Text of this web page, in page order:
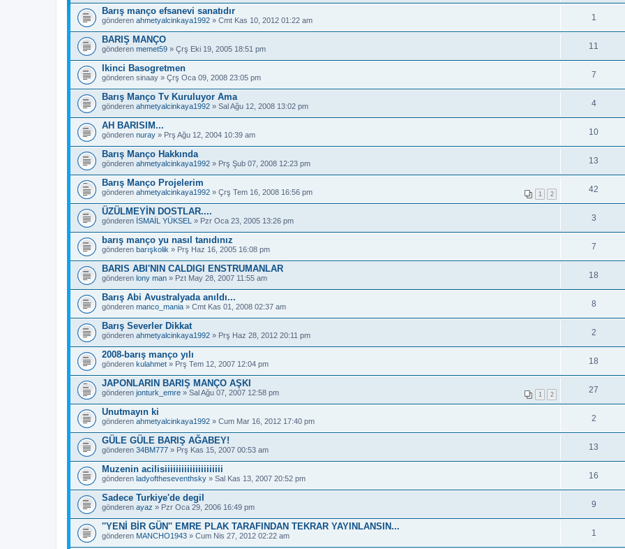
Barış manço efsanevi sanatıdır
gönderen ahmetyalcinkaya1992 » Cmt Kas 10, 2012 01:22 am 1
BARIŞ MANÇO
gönderen memet59 » Çrş Eki 19, 2005 18:51 pm 11
Ikinci Basogretmen
gönderen sinaay » Çrş Oca 09, 2008 23:05 pm 7
Barış Manço Tv Kuruluyor Ama
gönderen ahmetyalcinkaya1992 » Sal Ağu 12, 2008 13:02 pm 4
AH BARISIM...
gönderen nuray » Prş Ağu 12, 2004 10:39 am 10
Barış Manço Hakkında
gönderen ahmetyalcinkaya1992 » Prş Şub 07, 2008 12:23 pm 13
Barış Manço Projelerim
1 2
gönderen ahmetyalcinkaya1992 » Çrş Tem 16, 2008 16:56 pm 42
ÜZÜLMEYİN DOSTLAR....
gönderen İSMAİL YÜKSEL » Pzr Oca 23, 2005 13:26 pm 3
barış manço yu nasıl tanıdınız
gönderen barışkolik » Prş Haz 16, 2005 16:08 pm 7
BARIS ABI'NIN CALDIGI ENSTRUMANLAR
gönderen lony man » Pzt May 28, 2007 11:55 am 18
Barış Abi Avustralyada anıldı...
gönderen manco_mania » Cmt Kas 01, 2008 02:37 am 8
Barış Severler Dikkat
gönderen ahmetyalcinkaya1992 » Prş Haz 28, 2012 20:11 pm 2
2008-barış manço yılı
gönderen kulahmet » Prş Tem 12, 2007 12:04 pm 18
JAPONLARIN BARIŞ MANÇO AŞKI
1 2
gönderen jonturk_emre » Sal Ağu 07, 2007 12:58 pm 27
Unutmayın ki
gönderen ahmetyalcinkaya1992 » Cum Mar 16, 2012 17:40 pm 2
GÜLE GÜLE BARIŞ AĞABEY!
gönderen 34BM777 » Prş Kas 15, 2007 00:53 am 13
Muzenin acilisiiiiiiiiiiiiiiiiiiiii
gönderen ladyoftheseventhsky » Sal Kas 13, 2007 20:52 pm 16
Sadece Turkiye'de degil
gönderen ayaz » Pzr Oca 29, 2006 16:49 pm 9
''YENİ BİR GÜN'' EMRE PLAK TARAFINDAN TEKRAR YAYINLANSIN...
gönderen MANCHO1943 » Cum Nis 27, 2012 02:22 am 1